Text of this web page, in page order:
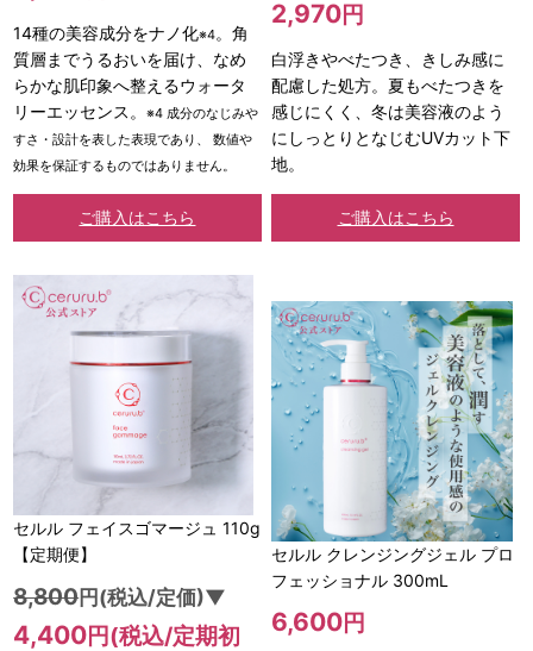
14種の美容成分をナノ化※4。角
質層までうるおいを届け、なめ
らかな肌印象へ整えるウォータ
リーエッセンス。※4 成分のなじみや
すさ・設計を表した表現であり、 数値や
効果を保証するものではありません。
ご購入はこちら
2,970円
白浮きやべたつき、きしみ感に
配慮した処方。夏もべたつきを
感じにくく、冬は美容液のよう
にしっとりとなじむUVカット下
地。
ご購入はこちら
セルル フェイスゴマージュ 110g
【定期便】
8,800円(税込/定価)▼
4,400円(税込/定期初
セルル クレンジングジェル プロ
フェッショナル 300mL
6,600円